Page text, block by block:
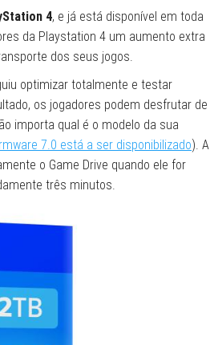
4, e já está disponível em toda
da Playstation 4 um aumento extra
dos seus jogos.
optimizar totalmente e testar
os jogadores podem desfrutar de
importa qual é o modelo da sua
7.0 está a ser disponibilizado). A
o Game Drive quando ele for
três minutos.